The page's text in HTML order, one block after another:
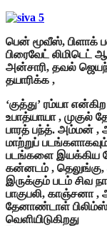
பென் மூவீஸ், பிளாக்
பிரைவேட் லிமிடெட்
அன்சாரி, தவல்
தயாரிக்க ,
‘குத்து’ ரம்யா
உபாத்யாயா , முகுல்
பாரத் பந்த். அம்மன் ,
மாற்றுப்
படங்களை இயக்கிய
கன்னடம் , தெலுங்கு,
இருக்கும் படம் சிவ
பாகுபலி, காஞ்சனா
தேனாண்டாள்
வெளியிடுகிறது